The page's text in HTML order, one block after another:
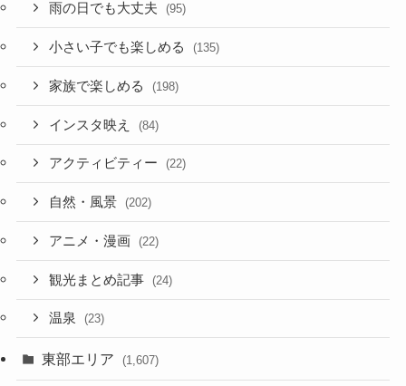
雨の日でも大丈夫 (95)
小さい子でも楽しめる (135)
家族で楽しめる (198)
インスタ映え (84)
アクティビティー (22)
自然・風景 (202)
アニメ・漫画 (22)
観光まとめ記事 (24)
温泉 (23)
東部エリア (1,607)